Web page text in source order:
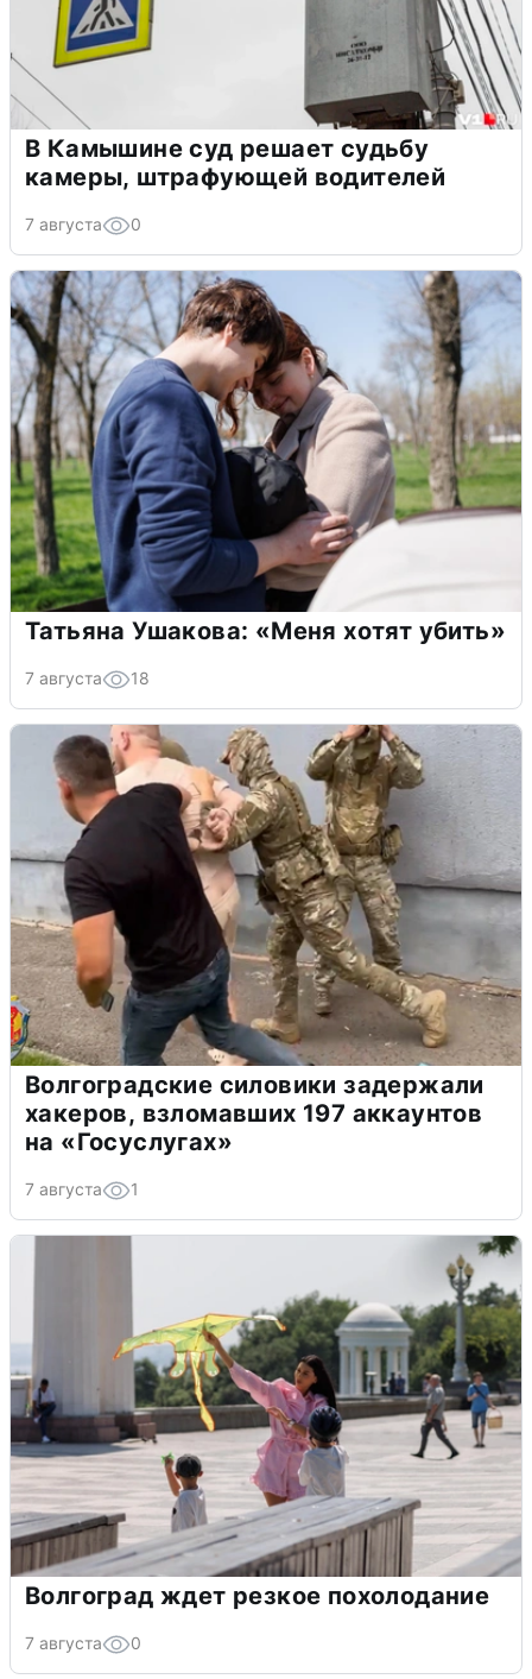
В Камышине суд решает судьбу
камеры, штрафующей водителей
7 августа 0
Татьяна Ушакова: «Меня хотят убить»
7 августа 18
Волгоградские силовики задержали
хакеров, взломавших 197 аккаунтов
на «Госуслугах»
7 августа 1
Волгоград ждет резкое похолодание
7 августа 0